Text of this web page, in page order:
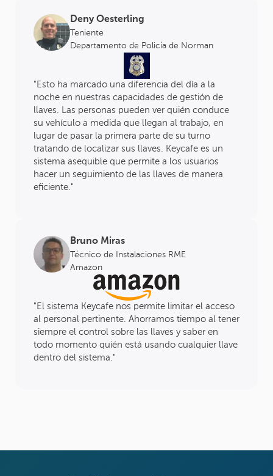
Deny Oesterling
Teniente
Departamento de Policía de Norman
"Esto ha marcado una diferencia del día a la
noche en nuestras capacidades de gestión de
llaves. Las personas pueden ver quién conduce
su vehículo a medida que llegan al trabajo, en
lugar de pasar la primera parte de su turno
tratando de localizar sus llaves. Keycafe es un
sistema asequible que permite a los usuarios
hacer un seguimiento de las llaves de manera
eficiente."
Bruno Miras
Técnico de Instalaciones RME
Amazon
"El sistema Keycafe nos permite limitar el acceso
al personal pertinente. Ahorramos tiempo al tener
siempre el control sobre las llaves y saber en
todo momento quién está usando cualquier llave
dentro del sistema."